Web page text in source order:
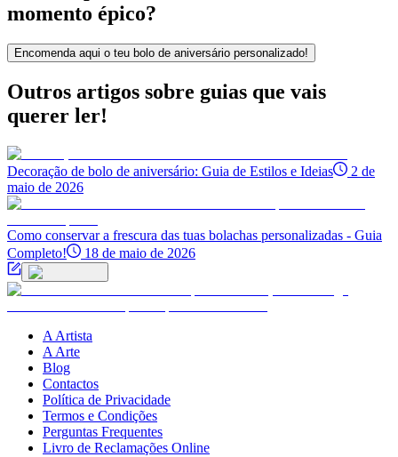
momento épico?
Encomenda aqui o teu bolo de aniversário personalizado!
Outros artigos sobre guias que vais
querer ler!
Decoração de bolo de aniversário: Guia de Estilos e Ideias
2 de
maio de 2026
Como conservar a frescura das tuas bolachas personalizadas - Guia
Completo!
18 de maio de 2026
A Artista
A Arte
Blog
Contactos
Política de Privacidade
Termos e Condições
Perguntas Frequentes
Livro de Reclamações Online